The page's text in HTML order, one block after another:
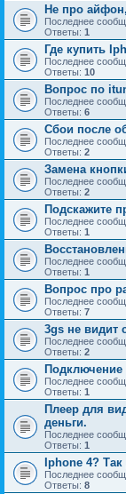
Не про
Последнее
Ответы: 1
Где купить
Последнее
Ответы: 10
Вопрос по
Последнее
Ответы: 6
Сбои после
Последнее
Ответы: 2
Замена
Последнее
Ответы: 2
Подскажите
Последнее
Ответы: 1
Последнее
Ответы: 1
Вопрос про
Последнее
Ответы: 7
3gs не видит
Последнее
Ответы: 2
Подключение
Последнее
Ответы: 1
Плеер для
деньги.
Последнее
Ответы: 1
Iphone 4?
Последнее
Ответы: 8